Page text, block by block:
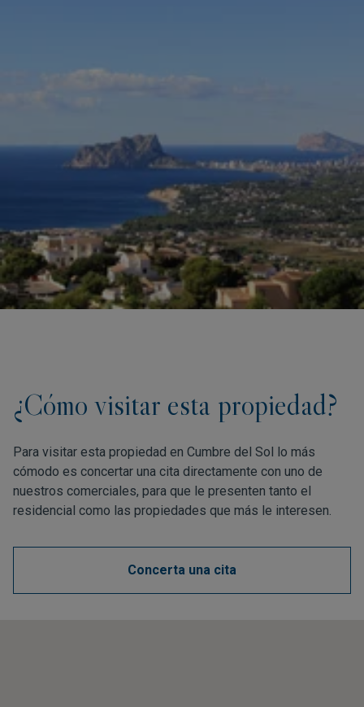
¿Cómo visitar esta propiedad?
Para visitar esta propiedad en Cumbre del Sol lo más
cómodo es concertar una cita directamente con uno de
nuestros comerciales, para que le presenten tanto el
residencial como las propiedades que más le interesen.
Concerta una cita